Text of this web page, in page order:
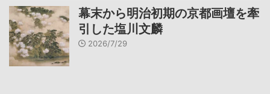
幕末から明治初期の京都画壇を牽
引した塩川文麟
2026/7/29